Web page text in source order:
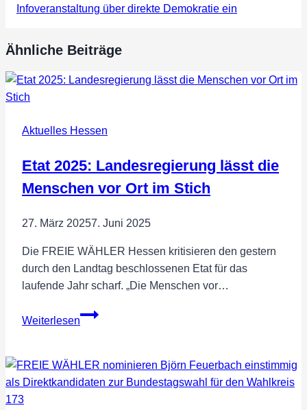
Infoveranstaltung über direkte Demokratie ein
Ähnliche Beiträge
Aktuelles Hessen
Etat 2025: Landesregierung lässt die
Menschen vor Ort im Stich
27. März 20257. Juni 2025
Die FREIE WÄHLER Hessen kritisieren den gestern
durch den Landtag beschlossenen Etat für das
laufende Jahr scharf. „Die Menschen vor…
Weiterlesen
Etat
lässt
die